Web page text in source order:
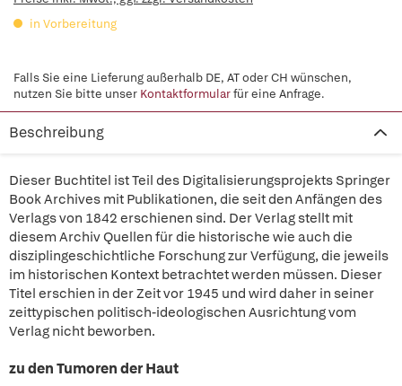
in Vorbereitung
Falls Sie eine Lieferung außerhalb DE, AT oder CH wünschen,
nutzen Sie bitte unser Kontaktformularfür eine Anfrage.
Beschreibung
Dieser Buchtitel ist Teil des Digitalisierungsprojekts Springer
Book Archives mit Publikationen, die seit den Anfängen des
Verlags von 1842 erschienen sind. Der Verlag stellt mit
diesem Archiv Quellen für die historische wie auch die
disziplingeschichtliche Forschung zur Verfügung, die jeweils
im historischen Kontext betrachtet werden müssen. Dieser
Titel erschien in der Zeit vor 1945 und wird daher in seiner
zeittypischen politisch-ideologischen Ausrichtung vom
Verlag nicht beworben.
zu den Tumoren der Haut